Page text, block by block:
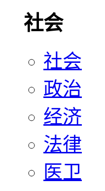
社会
社会
政治
经济
法律
医卫